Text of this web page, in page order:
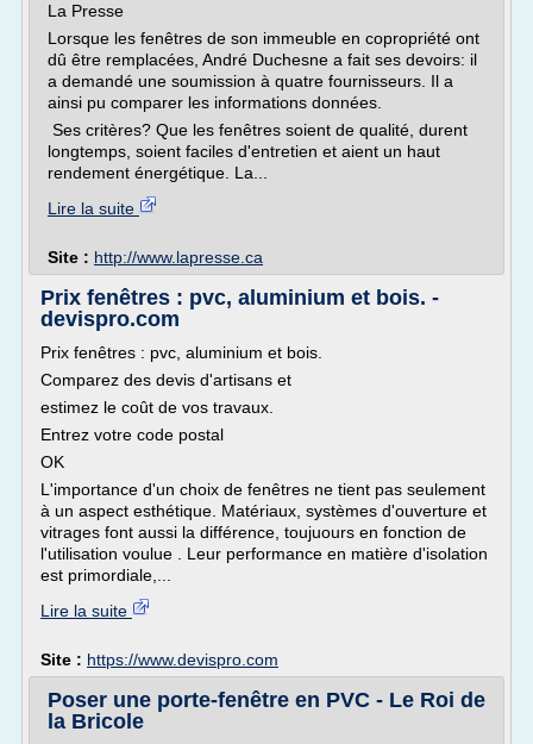
La Presse
Lorsque les fenêtres de son immeuble en copropriété ont
dû être remplacées, André Duchesne a fait ses devoirs: il
a demandé une soumission à quatre fournisseurs. Il a
ainsi pu comparer les informations données.
Ses critères? Que les fenêtres soient de qualité, durent
longtemps, soient faciles d'entretien et aient un haut
rendement énergétique. La...
Lire la suite
Site : http://www.lapresse.ca
Prix fenêtres : pvc, aluminium et bois. -
devispro.com
Prix fenêtres : pvc, aluminium et bois.
Comparez des devis d'artisans et
estimez le coût de vos travaux.
Entrez votre code postal
OK
L'importance d'un choix de fenêtres ne tient pas seulement
à un aspect esthétique. Matériaux, systèmes d'ouverture et
vitrages font aussi la différence, toujuours en fonction de
l'utilisation voulue . Leur performance en matière d'isolation
est primordiale,...
Lire la suite
Site : https://www.devispro.com
Poser une porte-fenêtre en PVC - Le Roi de
la Bricole